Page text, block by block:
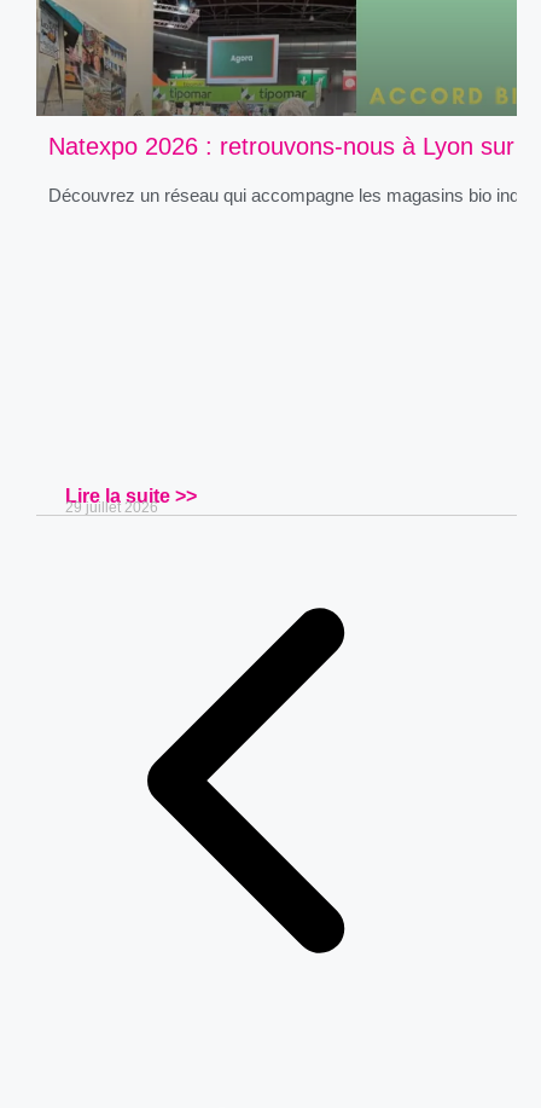
Natexpo 2026 : retrouvons-nous à Lyon sur
Découvrez un réseau qui accompagne les magasins bio
Lire la suite >>
29 juillet 2026